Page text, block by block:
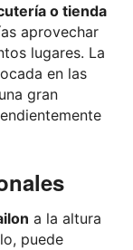
o tienda
aprovechar
lugares. La
en las
gran
a la altura
puede